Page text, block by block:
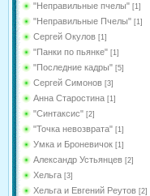
"Неправильные пчелы" [1]
"Неправильные Пчелы" [1]
Сергей Окулов [1]
"Панки по пьянке" [1]
"Последние кадры" [5]
Сергей Симонов [3]
Анна Старостина [1]
"Синтаксис" [2]
"Точка невозврата" [1]
Умка и Броневичок [1]
Александр Устьянцев [2]
Хельга [3]
Хельга и Евгений Реутов [2]